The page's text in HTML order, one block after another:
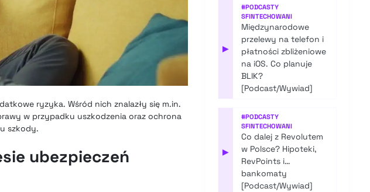
ryzyka. Wśród nich znalazły się m.in.
w przypadku uszkodzenia oraz ochrona
szkody.
ubezpieczeń
▶
#PODCASTY
SFINTECHOWANI
Międzynarodowe
przelewy na telefon i
płatności zbliżeniowe
na iOS. Co planuje
BLIK?
[Podcast/Wywiad]
▶
#PODCASTY
SFINTECHOWANI
Co dalej z Revolutem
w Polsce? Hipoteki,
RevPoints i…
bankomaty
[Podcast/Wywiad]